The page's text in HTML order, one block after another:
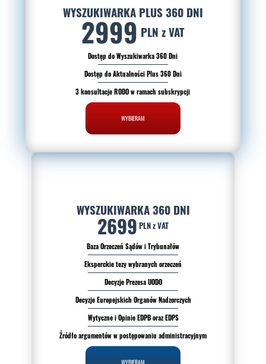
WYSZUKIWARKA PLUS 360 DNI
2999 PLN z VAT
Dostęp do Wyszukiwarka 360 Dni
Dostęp do Aktualności Plus 360 Dni
3 konsultacje RODO w ramach subskrypcji
WYBIERAM
WYSZUKIWARKA 360 DNI
2699 PLN z VAT
Baza Orzeczeń Sądów i Trybunałów
Eksperckie tezy wybranych orzeczeń
Decyzje Prezesa UODO
Decyzje Europejskich Organów Nadzorczych
Wytyczne i Opinie EDPB oraz EDPS
Źródło argumentów w postępowaniu administracyjnym
WYBIERAM